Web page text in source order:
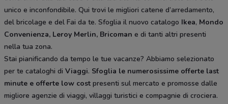
unico e inconfondibile. Qui trovi le migliori catene d’arredamento,
del bricolage e del Fai da te. Sfoglia il nuovo catalogo Ikea, Mondo
Convenienza, Leroy Merlin, Bricoman e di tanti altri presenti
nella tua zona.
Stai pianificando da tempo le tue vacanze? Abbiamo selezionato
per te cataloghi di Viaggi. Sfoglia le numerosissime offerte last
minute e offerte low cost presenti sul mercato e promosse dalle
migliore agenzie di viaggi, villaggi turistici e compagnie di crociera.